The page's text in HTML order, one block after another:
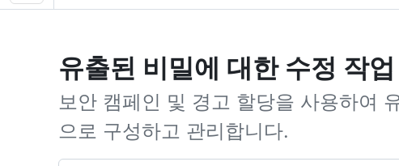
유출된 비밀에 대한 수정 작
보안 캠페인 및 경고 할당을 사용하여
으로 구성하고 관리합니다.